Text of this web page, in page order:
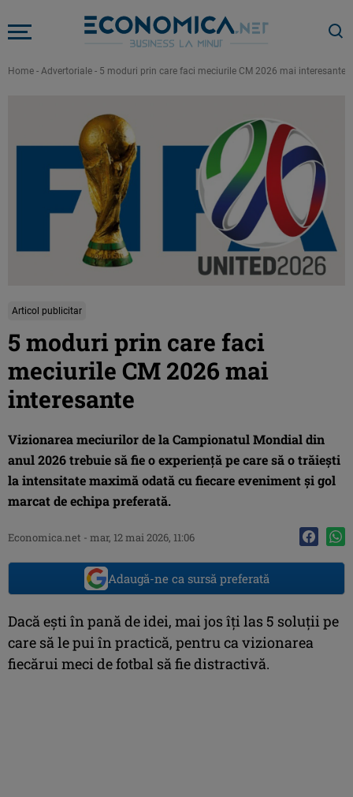
Home - Advertoriale - 5 moduri prin care faci meciurile CM 2026 mai interesante
Articol publicitar
5 moduri prin care faci
meciurile CM 2026 mai
interesante
Vizionarea meciurilor de la Campionatul Mondial din
anul 2026 trebuie să fie o experiență pe care să o trăiești
la intensitate maximă odată cu fiecare eveniment și gol
marcat de echipa preferată.
Economica.net - mar, 12 mai 2026, 11:06
Adaugă-ne ca sursă preferată
Dacă ești în pană de idei, mai jos îți las 5 soluții pe
care să le pui în practică, pentru ca vizionarea
fiecărui meci de fotbal să fie distractivă.